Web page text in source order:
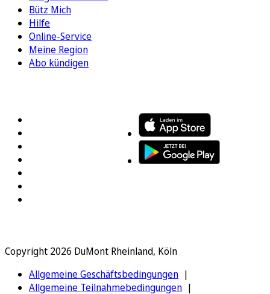
Bütz Mich
Hilfe
Online-Service
Meine Region
Abo kündigen
Copyright 2026 DuMont Rheinland, Köln
Allgemeine Geschäftsbedingungen
Allgemeine Teilnahmebedingungen